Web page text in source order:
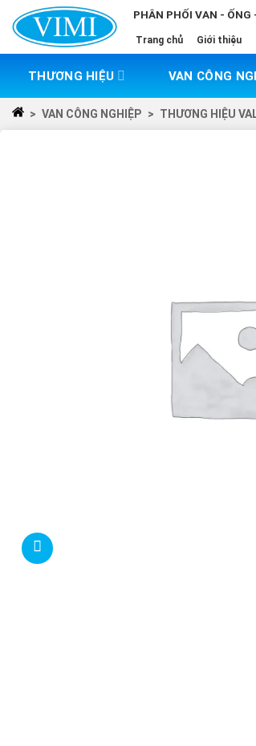
content
PHÂN PHỐI VAN -
Trang chủ Giới thiệu
THƯƠNG HIỆU VAN CÔNG
> VAN CÔNG NGHIỆP > THƯƠNG HIỆU